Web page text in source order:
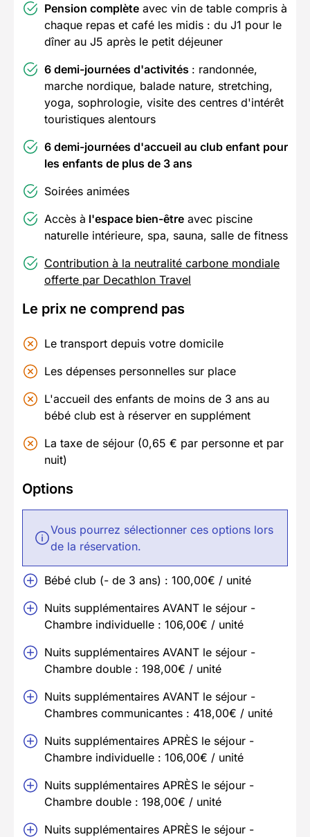
Pension complète avec vin de table compris à
chaque repas et café les midis : du J1 pour le
dîner au J5 après le petit déjeuner
6 demi-journées d'activités : randonnée,
marche nordique, balade nature, stretching,
yoga, sophrologie, visite des centres d'intérêt
touristiques alentours
6 demi-journées d'accueil au club enfant pour
les enfants de plus de 3 ans
Soirées animées
Accès à l'espace bien-être avec piscine
naturelle intérieure, spa, sauna, salle de fitness
Contribution à la neutralité carbone mondiale
offerte par Decathlon Travel
Le prix ne comprend pas
Le transport depuis votre domicile
Les dépenses personnelles sur place
L'accueil des enfants de moins de 3 ans au
bébé club est à réserver en supplément
La taxe de séjour (0,65 € par personne et par
nuit)
Options
Vous pourrez sélectionner ces options lors
de la réservation.
Bébé club (- de 3 ans) : 100,00€ / unité
Nuits supplémentaires AVANT le séjour -
Chambre individuelle : 106,00€ / unité
Nuits supplémentaires AVANT le séjour -
Chambre double : 198,00€ / unité
Nuits supplémentaires AVANT le séjour -
Chambres communicantes : 418,00€ / unité
Nuits supplémentaires APRÈS le séjour -
Chambre individuelle : 106,00€ / unité
Nuits supplémentaires APRÈS le séjour -
Chambre double : 198,00€ / unité
Nuits supplémentaires APRÈS le séjour -